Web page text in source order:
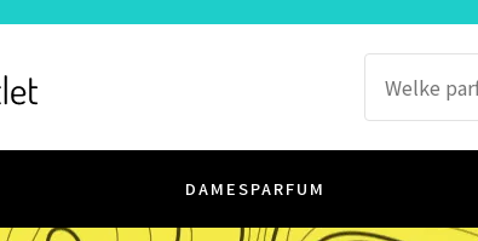
DAMESPARFUM